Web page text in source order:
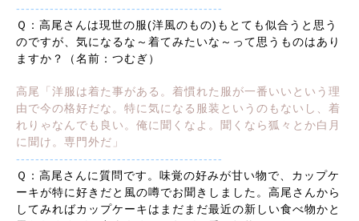
-------------------------------------------
Ｑ：高尾さんは現世の服(洋風のもの)もとても似合うと思う
のですが、気になるな～着てみたいな～って思うものはあり
ますか？（名前：つむぎ）
高尾「洋服は着た事がある。着慣れた服が一番いいという理
由で今の格好だな。特に気になる服装というのもないし、着
れりゃなんでも良い。俺に聞くなよ。聞くなら狐々とか白月
に聞け。専門外だ」
-------------------------------------------
Ｑ：高尾さんに質問です。味覚の好みが甘い物で、カップケ
ーキが特に好きだと風の噂でお聞きしました。高尾さんから
してみればカップケーキはまだまだ最近の新しい食べ物かと